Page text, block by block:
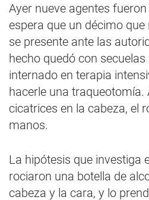
Ayer nueve agentes
espera que un décimo
se presente ante las
hecho quedó con
internado en terapia
hacerle una traqueotomía.
cicatrices en la cabeza, el
manos.
La hipótesis que investiga
rociaron una botella de
cabeza y la cara, y lo